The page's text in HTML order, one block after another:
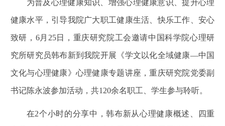
为普及心理健康知识、增强心理健康意识、提升心理
健康水平，引导我院广大职工健康生活、快乐工作、安心
致研，6月25日，重庆研究院工会邀请中国科学院心理研
究所研究员韩布新到我院开展《学文以化全域健康—中国
文化与心理健康》心理健康专题讲座，重庆研究院党委副
书记陈永波参加活动，共120余名职工、学生参与聆听。
在2个小时的分享中，韩布新从心理健康概述、四重